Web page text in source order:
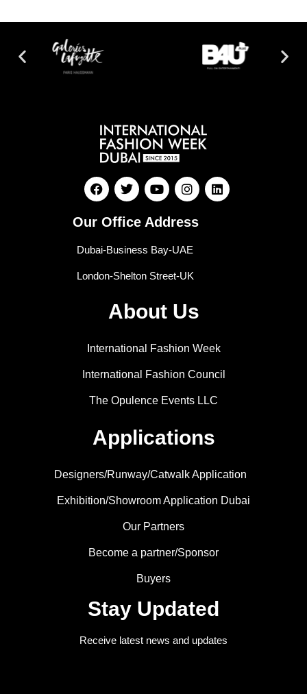
Our Office Address
Dubai-Business Bay-UAE
London-Shelton Street-UK
About Us
International Fashion Week
International Fashion Council
The Opulence Events LLC
Applications
Designers/Runway/Catwalk Application
Exhibition/Showroom Application Dubai
Our Partners
Become a partner/Sponsor
Buyers
Stay Updated
Receive latest news and updates